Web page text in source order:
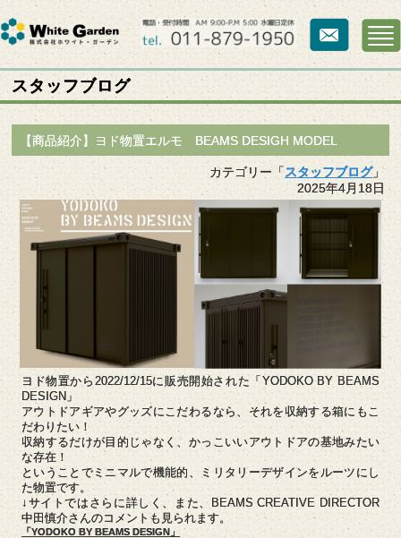
スタッフブログ
【商品紹介】ヨド物置エルモ BEAMS DESIGH MODEL
カテゴリー「スタッフブログ」
2025年4月18日
ヨド物置から2022/12/15に販売開始された「YODOKO BY BEAMS
DESIGN」
アウトドアギアやグッズにこだわるなら、それを収納する箱にもこ
だわりたい！
収納するだけが目的じゃなく、かっこいいアウトドアの基地みたい
な存在！
ということでミニマルで機能的、ミリタリーデザインをルーツにし
た物置です。
↓サイトではさらに詳しく、また、BEAMS CREATIVE DIRECTOR
中田慎介さんのコメントも見られます。
「YODOKO BY BEAMS DESIGN」